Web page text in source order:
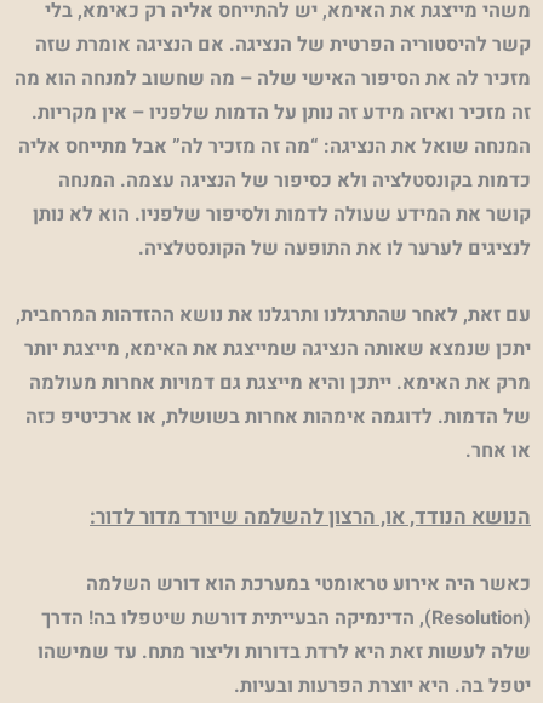
משהי מייצגת את האימא, יש להתייחס אליה רק כאימא, בלי
קשר להיסטוריה הפרטית של הנציגה. אם הנציגה אומרת שזה
מזכיר לה את הסיפור האישי שלה – מה שחשוב למנחה הוא מה
זה מזכיר ואיזה מידע זה נותן על הדמות שלפניו – אין מקריות.
המנחה שואל את הנציגה: “מה זה מזכיר לה” אבל מתייחס אליה
כדמות בקונסטלציה ולא כסיפור של הנציגה עצמה. המנחה
קושר את המידע שעולה לדמות ולסיפור שלפניו. הוא לא נותן
לנציגים לערער לו את התופעה של הקונסטלציה.
עם זאת, לאחר שהתרגלנו ותרגלנו את נושא ההזדהות המרחבית,
יתכן שנמצא שאותה הנציגה שמייצגת את האימא, מייצגת יותר
מרק את האימא. ייתכן והיא מייצגת גם דמויות אחרות מעולמה
של הדמות. לדוגמה אימהות אחרות בשושלת, או ארכיטיפ כזה
או אחר.
הנושא הנודד, או, הרצון להשלמה שיורד מדור לדור:
כאשר היה אירוע טראומטי במערכת הוא דורש השלמה
(
Resolution), הדינמיקה הבעייתית דורשת שיטפלו בה! הדרך
שלה לעשות זאת היא לרדת בדורות וליצור מתח. עד שמישהו
יטפל בה. היא יוצרת הפרעות ובעיות.